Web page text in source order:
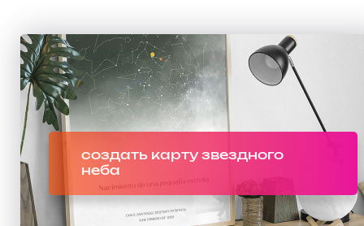
создать карту звездного
неба